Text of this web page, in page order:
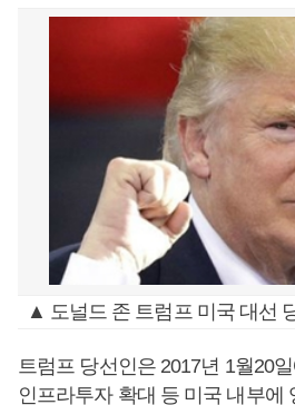
▲ 도널드 존 트럼프 미국 대선
트럼프 당선인은 2017년 1월20
인프라투자 확대 등 미국 내부에